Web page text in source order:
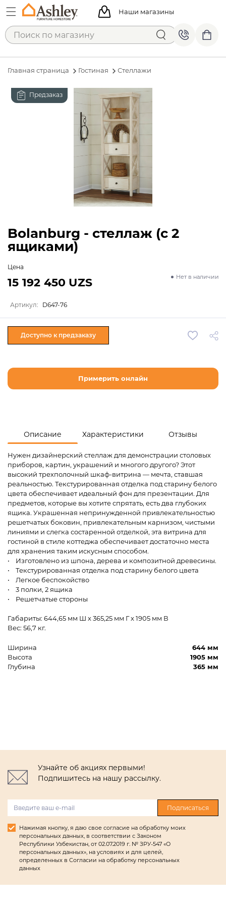
Наши магазины
Главная страница Гостиная Стеллажи
Предзаказ
Примерить онлайн
Описание Характеристики Отзывы
Нужен дизайнерский стеллаж для демонстрации столовых
приборов, картин, украшений и многого другого? Этот
высокий трехполочный шкаф-витрина — мечта, ставшая
реальностью. Текстурированная отделка под старину белого
цвета обеспечивает идеальный фон для презентации. Для
предметов, которые вы хотите спрятать, есть два глубоких
ящика. Украшенная непринужденной привлекательностью
решетчатых боковин, привлекательным карнизом, чистыми
линиями и слегка состаренной отделкой, эта витрина для
гостиной в стиле коттеджа обеспечивает достаточно места
для хранения таким искусным способом.
• Изготовлено из шпона, дерева и композитной древесины.
• Текстурированная отделка под старину белого цвета
• Легкое беспокойство
• 3 полки, 2 ящика
• Решетчатые стороны
Габариты: 644,65 мм Ш x 365,25 мм Г x 1905 мм В
Вес: 56,7 кг.
Ширина
644 мм
Высота
1905 мм
Глубина
365 мм
Bolanburg - стеллаж (с 2
ящиками)
Цена
Нет в наличии
15 192 450 UZS
Артикул: D647-76
Доступно к предзаказу
Узнайте об акциях первыми!
Подпишитесь на нашу рассылку.
Подписаться
Нажимая кнопку, я даю свое согласие на обработку моих
персональных данных, в соответствии с Законом
Республики Узбекистан, от 02.07.2019 г. № ЗРУ-547 «О
персональных данных», на условиях и для целей,
определенных в Согласии на обработку персональных
данных